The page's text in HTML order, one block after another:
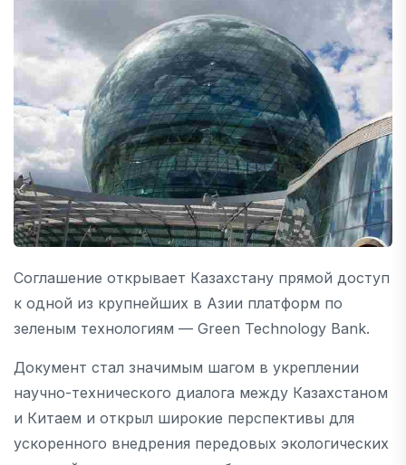
Соглашение открывает Казахстану прямой доступ
к одной из крупнейших в Азии платформ по
зеленым технологиям — Green Technology Bank.
Документ стал значимым шагом в укреплении
научно-технического диалога между Казахстаном
и Китаем и открыл широкие перспективы для
ускоренного внедрения передовых экологических